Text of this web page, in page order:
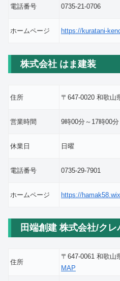
電話番号 0735-21-0706
ホームページ https://kuratani-
株式会社 はま建装
住所 〒647-0020 和歌
営業時間 9時00分～17時00分
休業日 日曜
電話番号 0735-29-7901
ホームページ https://
田端創建 株式会社/ク
住所
〒647-0061 和歌
MAP